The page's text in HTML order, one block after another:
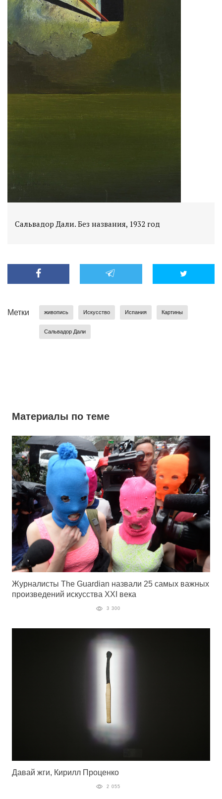
Сальвадор Дали. Без названия, 1932 год
Метки живопись Искусство Испания Картины
Сальвадор Дали
Материалы по теме
Журналисты The Guardian назвали 25 самых важных
произведений искусства XXI века
3 300
Давай жги, Кирилл Проценко
2 055